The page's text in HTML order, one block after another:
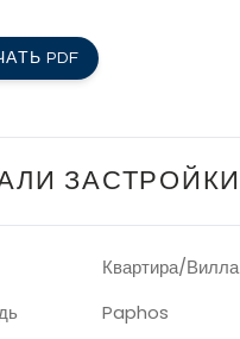
PDF
ЗАСТРОЙКИ
Квартира/Вилла
Paphos